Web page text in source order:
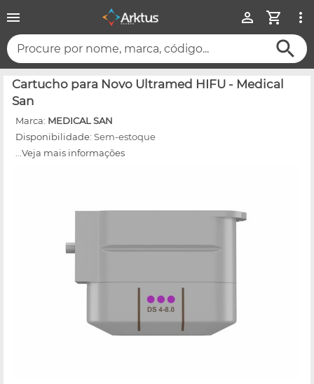
Procure por nome, marca, código...
Cartucho para Novo Ultramed HIFU - Medical
San
Marca: MEDICAL SAN
Disponibilidade: Sem-estoque
...Veja mais informações